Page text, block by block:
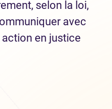
selon la loi,
avec
en justice